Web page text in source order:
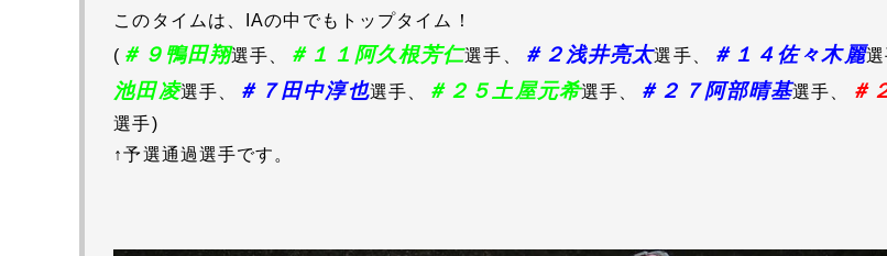
このタイムは、IAの中でもトップタイム！
( ＃９鴨田翔選手 ＃１１阿久根芳仁選手 ＃２浅井亮太選手、 ＃１４佐々木麗選
池田凌選手、 ＃７田中淳也選手、 ＃２５土屋元希選手、 ＃２７阿部晴基選手、 ＃
選手)
↑予選通過選手です。